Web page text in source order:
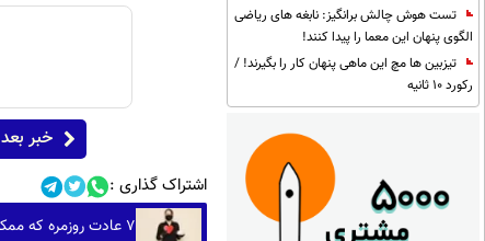
تست هوش چالش برانگیز: نابغه های ریاضی
الگوی پنهان این معما را پیدا کنند!
تیزبین ها مچ این ماهی پنهان کار را بگیرند! /
رکورد 10 ثانیه
خبر بعد
اشتراک گذاری :
۷ عادت روزمره که ممکن است بدون آنکه متوجه باشید، به قلبتان فشار وارد کنند